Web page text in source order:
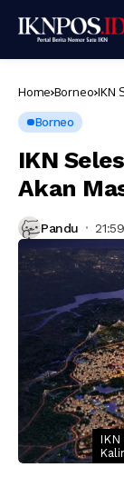
Home Borneo IKN
Borneo
IKN
Akan
Pandu
IKN